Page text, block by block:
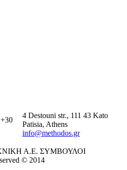
4 Destouni str., 111 43 Kato
Patisia, Athens
info@methodos.gr
Α.Ε. ΣΥΜΒΟΥΛΟΙ
© 2014